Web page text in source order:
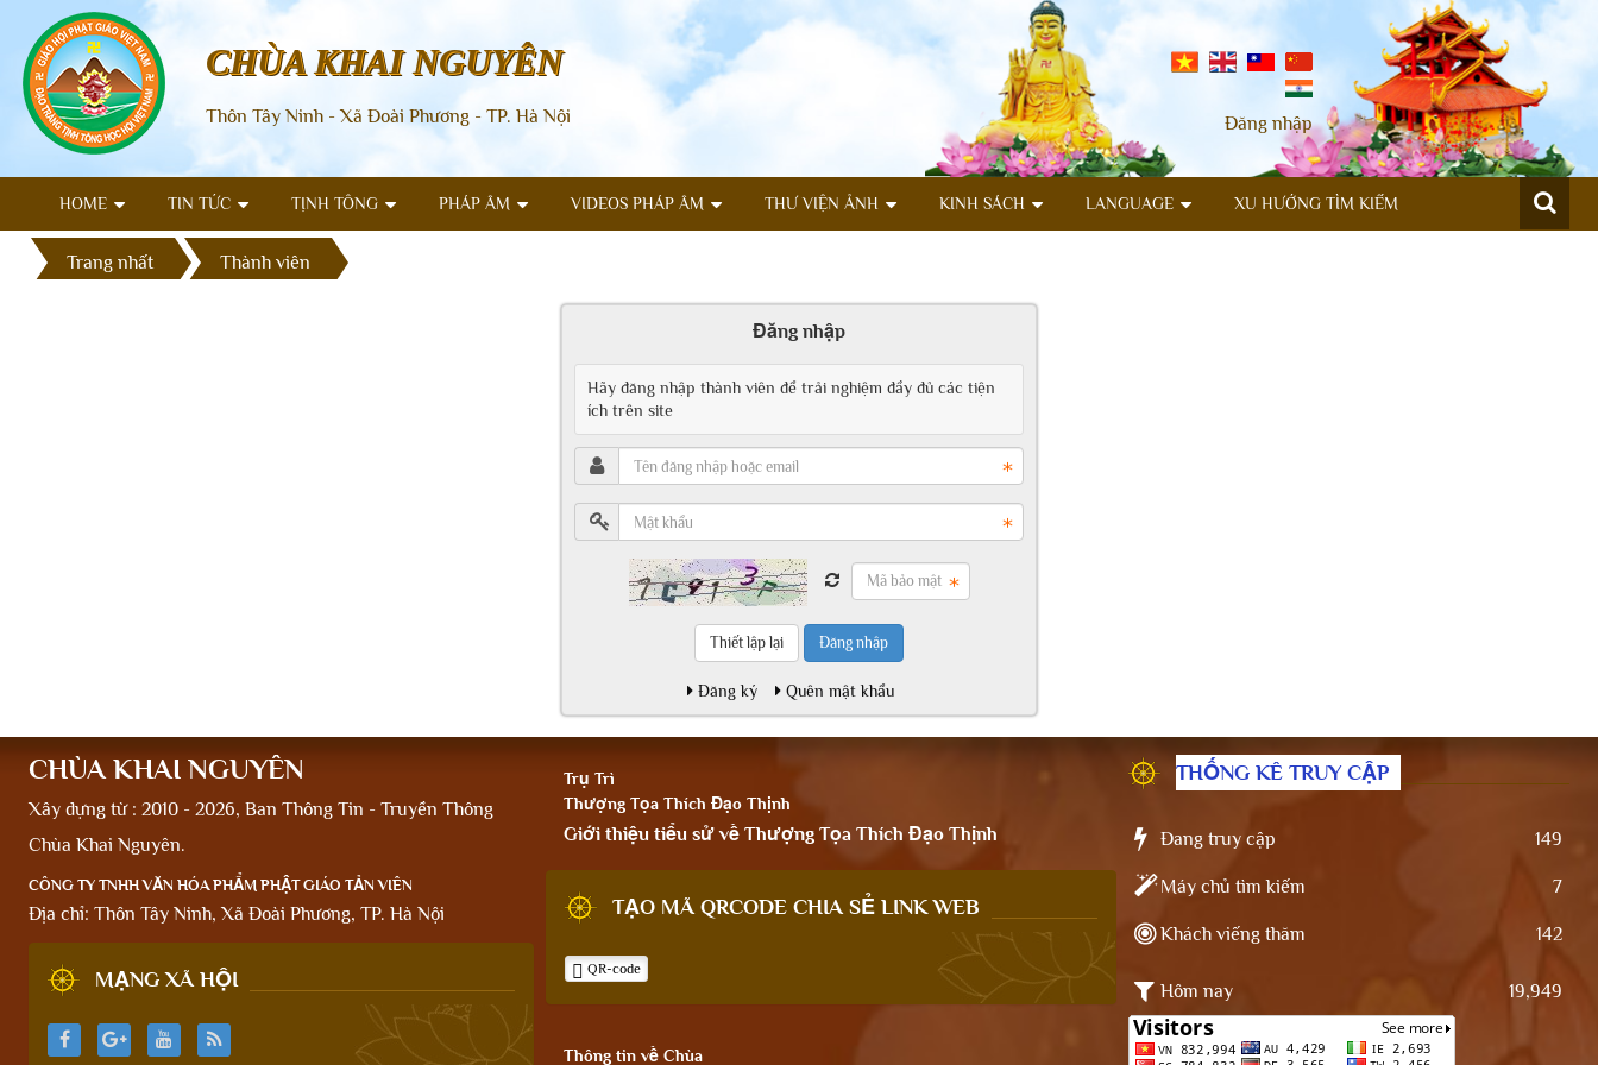
Đăng nhập
CHÙA KHAI NGUYÊN
Thôn Tây Ninh - Xã Đoài Phương - TP. Hà Nội
HOME TIN TỨC TỊNH TÔNG PHÁP ÂM VIDEOS PHÁP ÂM THƯ VIỆN ẢNH KINH SÁCH LANGUAGE XU HƯỚNG TÌM KIẾM
Trang nhất Thành viên
Đăng nhập
Hãy đăng nhập thành viên để trải nghiệm đầy đủ các tiện
ích trên site
Đăng nhập
Đăng ký Quên mật khẩu
CHÙA KHAI NGUYÊN
Xây dựng từ : 2010 - 2026, Ban Thông Tin - Truyền Thông
Chùa Khai Nguyên.
CÔNG TY TNHH VĂN HÓA PHẨM PHẬT GIÁO TẢN VIÊN
Địa chỉ: Thôn Tây Ninh, Xã Đoài Phương, TP. Hà Nội
MẠNG XÃ HỘI
Trụ Trì
Thượng Tọa Thích Đạo Thịnh
Giới thiệu tiểu sử về Thượng Tọa Thích Đạo Thịnh
TẠO MÃ QRCODE CHIA SẺ LINK WEB
QR-code
Thông tin về Chùa
THỐNG KÊ TRUY CẬP
Đang truy cập 149
Máy chủ tìm kiếm 7
Khách viếng thăm 142
Hôm nay 19,949